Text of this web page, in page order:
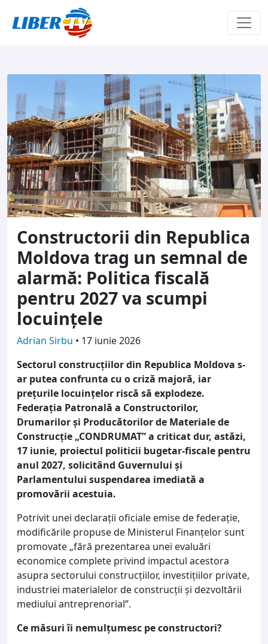
Constructorii din Republica
Moldova trag un semnal de
alarmă: Politica fiscală
pentru 2027 va scumpi
locuințele
Adrian Sirbu • 17 iunie 2026
Sectorul construcțiilor din Republica Moldova s-
ar putea confrunta cu o criză majoră, iar
prețurile locuințelor riscă să explodeze.
Federația Patronală a Constructorilor,
Drumarilor și Producătorilor de Materiale de
Construcție „CONDRUMAT” a criticat dur, astăzi,
17 iunie, proiectul politicii bugetar-fiscale pentru
anul 2027, solicitând Guvernului și
Parlamentului suspendarea imediată a
promovării acestuia.
Potrivit unei declarații oficiale emise de federație,
modificările propuse de Ministerul Finanțelor sunt
promovate „fără prezentarea unei evaluări
economice complete privind impactul acestora
asupra sectorului construcțiilor, investițiilor private,
industriei materialelor de construcții și dezvoltării
mediului antreprenorial”.
Ce măsuri îi nemulțumesc pe constructori?